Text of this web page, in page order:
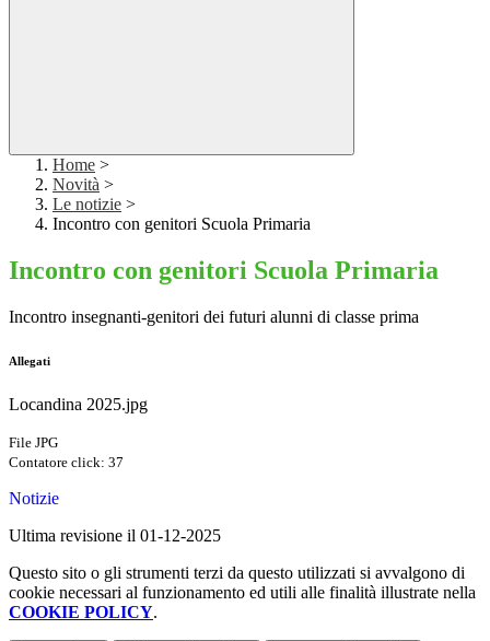
Home >
Novità >
Le notizie >
Incontro con genitori Scuola Primaria
Incontro con genitori Scuola Primaria
Incontro insegnanti-genitori dei futuri alunni di classe prima
Allegati
Locandina 2025.jpg
File JPG
Contatore click: 37
Notizie
Ultima revisione il 01-12-2025
Questo sito o gli strumenti terzi da questo utilizzati si avvalgono di
cookie necessari al funzionamento ed utili alle finalità illustrate nella
COOKIE POLICY.